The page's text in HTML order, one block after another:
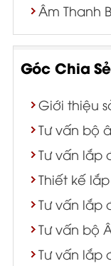
Âm Thanh
Góc Chia Sẻ
Giới thiệu
Tư vấn bộ
Tư vấn lắp
Thiết kế
Tư vấn lắp
Tư vấn bộ
Tư vấn lắp